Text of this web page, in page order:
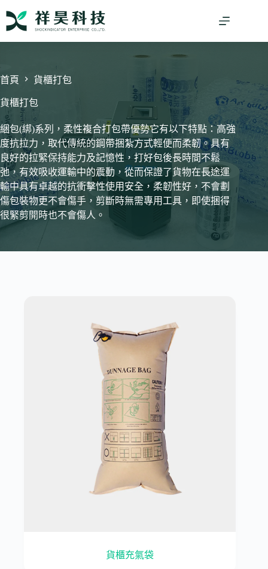
容
首頁 貨櫃打包
貨櫃打包
綑包(綁)系列，柔性複合打包帶優勢它有以下特點：高強
度抗拉力，取代傳統的鋼帶捆紮方式輕便而柔韌。具有
良好的拉緊保持能力及記憶性，打好包後長時間不鬆
弛，有效吸收運輸中的震動，從而保證了貨物在長途運
輸中具有卓越的抗衝擊性使用安全，柔韌性好，不會劃
傷包裝物更不會傷手，剪斷時無需專用工具，即使捆得
很緊剪開時也不會傷人。
貨櫃充氣袋